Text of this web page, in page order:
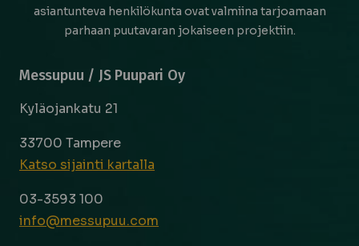
asiantunteva henkilökunta ovat valmiina tarjoamaan
parhaan puutavaran jokaiseen projektiin.
Messupuu / JS Puupari Oy
Kyläojankatu 21
33700 Tampere
Katso sijainti kartalla
03-3593 100
info@messupuu.com